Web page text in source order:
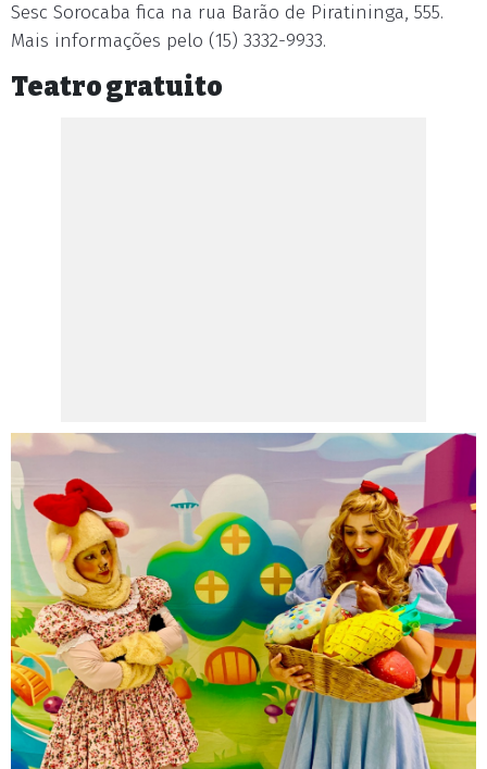
Sesc Sorocaba fica na rua Barão de Piratininga, 555.
Mais informações pelo (15) 3332-9933.
Teatro gratuito